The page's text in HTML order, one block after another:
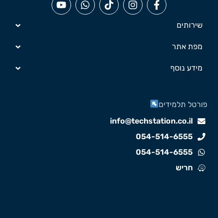
שירותים
מפת אתר
מידע נוסף
info@techstation.co.il
054-514-6555
054-514-6555
חריש
תלמידים